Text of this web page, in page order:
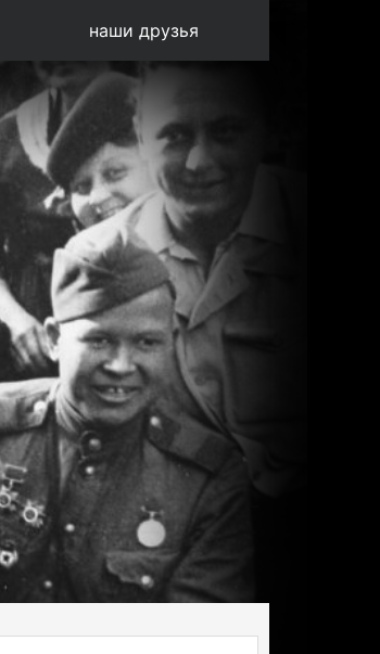
наши друзья